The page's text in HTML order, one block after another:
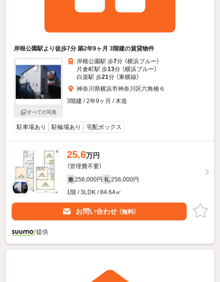
岸根公園駅より徒歩7分 築2年9ヶ月 3階建の賃貸物件
すべての写真
岸根公園駅 歩7分 （横浜ブルー）
片倉町駅 歩13分 （横浜ブルー）
白楽駅 歩21分 （東横線）
神奈川県横浜市神奈川区六角橋６
3階建 / 2年9ヶ月 / 木造
駐車場あり 駐輪場あり 宅配ボックス
25.6万円
（管理費不要）
敷 256,000円 礼 256,000円
1階 / 3LDK / 84.64㎡
お問い合わせ （無料）
提供